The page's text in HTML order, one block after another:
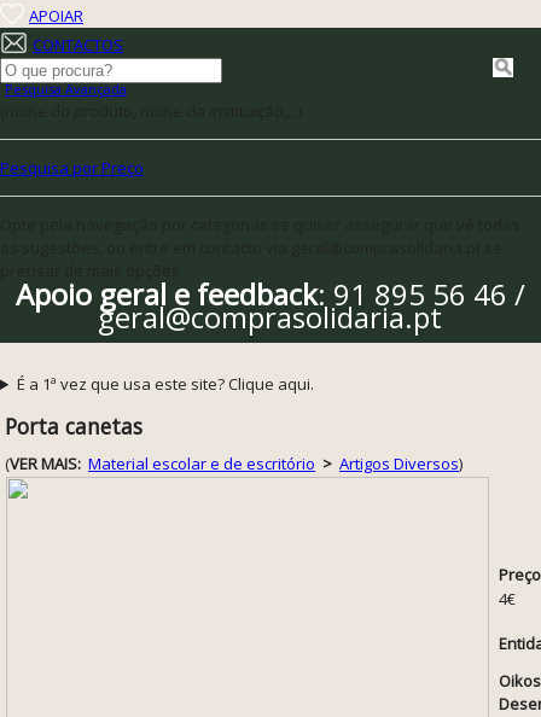
APOIAR
CONTACTOS
Pesquisa Avançada
Pesquisa por Preço
Apoio geral e feedback: 91 895 56 46 /
geral@comprasolidaria.pt
É a 1ª vez que usa este site? Clique aqui.
Porta canetas
(VER MAIS: Material escolar e de escritório > Artigos Diversos)
4€